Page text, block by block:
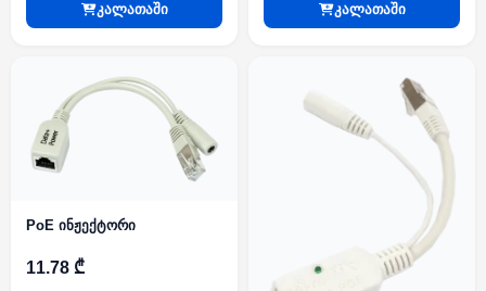
კალათაში კალათაში
PoE ინჟექტორი
11.78 ₾